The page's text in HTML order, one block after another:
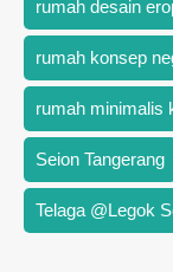
rumah desain
rumah konsep
rumah minimalis
Seion Tangerang
Telaga @Legok